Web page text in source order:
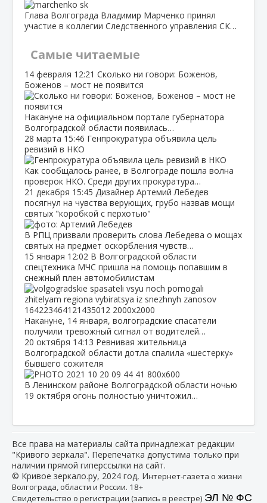
Глава Волгограда Владимир Марченко принял
участие в коллегии Следственного управления СК…
Самые читаемые
14 февраля 12:21 Сколько ни говори: Боженов,
Боженов – мост не появится
Накануне на официальном портале губернатора
Волгоградской области появилась…
28 марта 15:46 Генпрокуратура объявила цель
ревизий в НКО
Как сообщалось ранее, в Волгограде пошла волна
проверок НКО. Среди других прокуратура…
21 декабря 15:45 Дизайнер Артемий Лебедев
посягнул на чувства верующих, грубо назвав мощи
святых "коробкой с перхотью"
В РПЦ призвали проверить слова Лебедева о мощах
святых на предмет оскорбления чувств…
15 января 12:02 В Волгоградской области
спецтехника МЧС пришла на помощь попавшим в
снежный плен автомобилистам
Накануне, 14 января, волгоградские спасатели
получили тревожный сигнал от водителей…
20 октября 14:13 Ревнивая жительница
Волгоградской области дотла спалила «шестерку»
бывшего сожителя
В Ленинском районе Волгоградской области ночью
19 октября огонь полностью уничтожил…
Все права на материалы сайта принадлежат редакции
"Кривого зеркала". Перепечатка допустима только при
наличии прямой гиперссылки на сайт.
© Кривое зеркало.ру, 2024 год, Интернет-газета о жизни
Волгограда, области и России. 18+
Свидетельство о регистрации (запись в реестре) ЭЛ № ФС